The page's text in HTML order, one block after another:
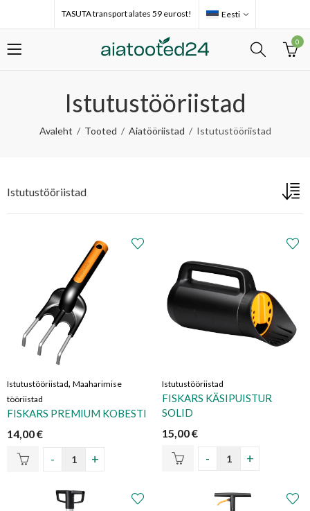
TASUTA transport alates 59 eurost! Eesti
0
Istutustööriistad
Avaleht Tooted Aiatööriistad Istutustööriistad
Istutustööriistad
Istutustööriistad, Maaharimise
tööriistad
FISKARS PREMIUM KOBESTI
14,00€
Istutustööriistad
FISKARS KÄSIPUISTUR
SOLID
15,00€